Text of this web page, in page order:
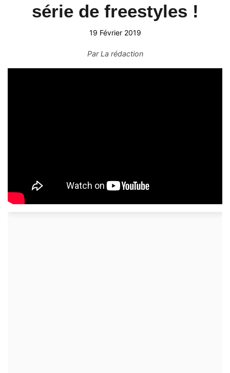
série de freestyles !
19 Février 2019
ParLa rédaction